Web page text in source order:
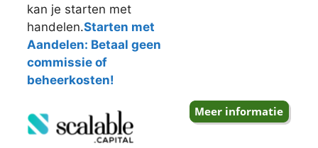
kan je starten met
handelen.Starten met
Aandelen: Betaal geen
commissie of
beheerkosten!